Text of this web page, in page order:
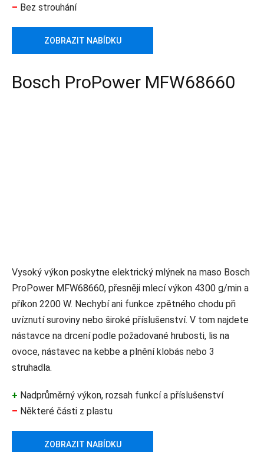
– Bez strouhání
ZOBRAZIT NABÍDKU
Bosch ProPower MFW68660
Vysoký výkon poskytne elektrický mlýnek na maso Bosch
ProPower MFW68660, přesněji mlecí výkon 4300 g/min a
příkon 2200 W. Nechybí ani funkce zpětného chodu při
uvíznutí suroviny nebo široké příslušenství. V tom najdete
nástavce na drcení podle požadované hrubosti, lis na
ovoce, nástavec na kebbe a plnění klobás nebo 3
struhadla.
+ Nadprůměrný výkon, rozsah funkcí a příslušenství
– Některé části z plastu
ZOBRAZIT NABÍDKU